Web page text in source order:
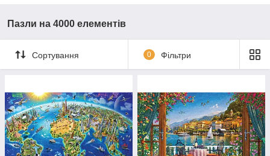
Пазли на 4000 елементів
Сортування 0 Фільтри